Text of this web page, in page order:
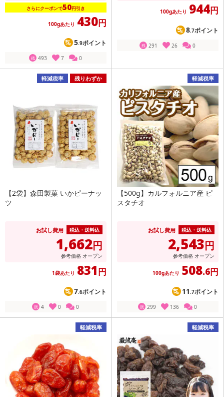
さらにクーポンで50円引き
100gあたり 430円
5.9ポイント
残 493 7 0
100gあたり 944円
8.7ポイント
残 291 26 0
軽減税率 残りわずか
【2袋】森田製菓 いかピーナッ
ツ
お試し費用 税込・送料込
1,662円
参考価格 オープン
1袋あたり 831円
7.6ポイント
残 4 0 0
軽減税率
【500g】カルフォルニア産 ピ
スタチオ
お試し費用 税込・送料込
2,543円
参考価格 オープン
100gあたり 508.6円
11.7ポイント
残 299 136 0
軽減税率 軽減税率